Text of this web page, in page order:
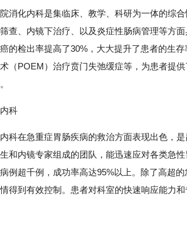
消化内科是集临床、教学、科研为一体的综
查、内镜下治疗、以及炎症性肠病管理等方
的检出率提高了30%，大大提升了患者的生
（POEM）治疗贲门失弛缓症等，为患者提
科
科在急重症胃肠疾病的救治方面表现出色，
和内镜专家组成的团队，能迅速应对各类急
例超千例，成功率高达95%以上。除了高超
得到有效控制。患者对科室的快速响应能力和